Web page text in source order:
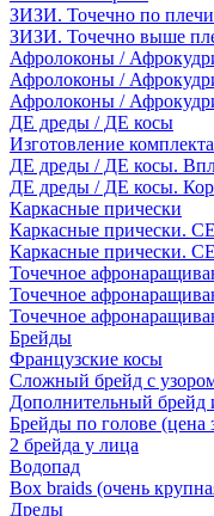
ЗИЗИ. Точечно по
ЗИЗИ. Точечно выше
Афролоконы /
Афролоконы /
Афролоконы /
ДЕ дреды / ДЕ косы
Изготовление комплекта
ДЕ дреды / ДЕ косы.
ДЕ дреды / ДЕ косы.
Каркасные прически
Каркасные прически.
Каркасные прически.
Точечное
Точечное
Точечное
Брейды
Французские косы
Сложный брейд с
Дополнительный брейд
Брейды по голове (цена
2 брейда у лица
Водопад
Box braids (очень
Дреды